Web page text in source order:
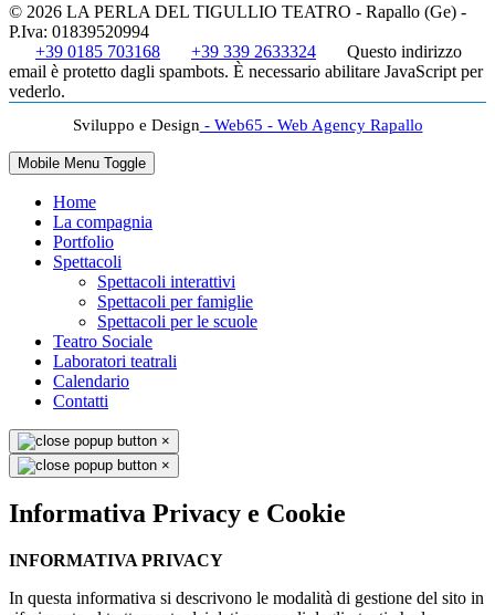
© 2026 LA PERLA DEL TIGULLIO TEATRO - Rapallo (Ge) -
P.Iva: 01839520994
+39 0185 703168
+39 339 2633324
Questo indirizzo
email è protetto dagli spambots. È necessario abilitare JavaScript per
vederlo.
Sviluppo e Design - Web65 - Web Agency Rapallo
Mobile Menu Toggle
Home
La compagnia
Portfolio
Spettacoli
Spettacoli interattivi
Spettacoli per famiglie
Spettacoli per le scuole
Teatro Sociale
Laboratori teatrali
Calendario
Contatti
×
×
Informativa Privacy e Cookie
INFORMATIVA PRIVACY
In questa informativa si descrivono le modalità di gestione del sito in